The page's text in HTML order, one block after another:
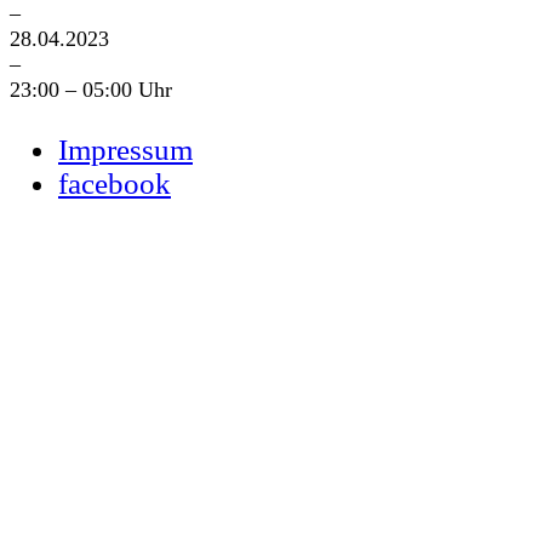
–
28.04.2023
–
23:00 – 05:00 Uhr
Impressum
facebook